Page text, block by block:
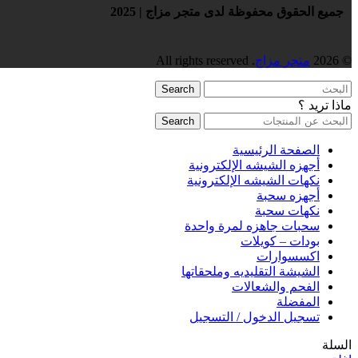
جميع الحقوق محفوظة لدى متجر مزاج | 2025
© 2026 متجر مزاج. All rights reserved
Search
ماذا تريد ؟
Search
الصفحة الرئيسية
أجهزه الشيشه الإلكترونية
نكهات الشيشه الإلكترونية
أجهزه سحبة
نكهات سحبة
سحبات جاهزه لمرة واحدة
بودات – كويلات
اكسسوارات
الشيشة التقليديه وملحقاتها
الفحم والشعالات
المفضلة
تسجيل الدخول / التسجيل
السلة